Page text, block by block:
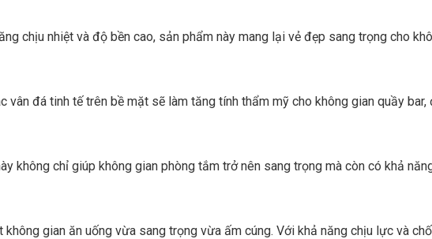
chịu nhiệt và độ bền cao, sản phẩm này mang lại vẻ đẹp sang trọng cho
đá tinh tế trên bề mặt sẽ làm tăng tính thẩm mỹ cho không gian quầy
không chỉ giúp không gian phòng tắm trở nên sang trọng mà còn có khả
gian ăn uống vừa sang trọng vừa ấm cúng. Với khả năng chịu lực và